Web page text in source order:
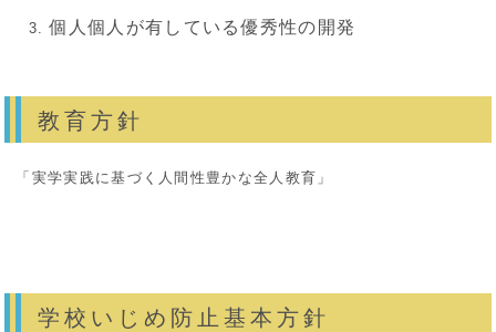
個人個人が有している優秀性の開発
教育方針
「実学実践に基づく人間性豊かな全人教育」
学校いじめ防止基本方針